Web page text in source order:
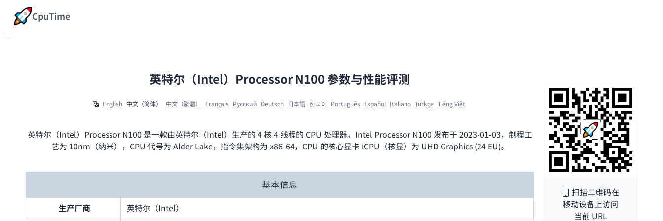
CpuTime
英特尔（Intel）Processor N100 参数与性能评测
English 中文（简体） 中文（繁體） Français Ρусский Deutsch 日本語 한국어 Português Español Italiano Türkçe Tiếng Việt
英特尔（Intel）Processor N100 是一款由英特尔（Intel）生产的 4 核 4 线程的 CPU 处理器。Intel Processor N100 发布于 2023-01-03，制程工
艺为 10nm（纳米），CPU 代号为 Alder Lake，指令集架构为 x86-64，CPU 的核心显卡 iGPU（核显）为 UHD Graphics (24 EU)。
基本信息
生产厂商
英特尔（Intel）
扫描二维码在
移动设备上访问
当前 URL